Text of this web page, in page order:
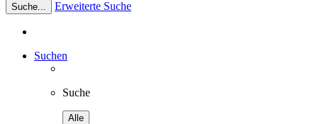
Suche... Erweiterte Suche
Suchen
Suche
Alle